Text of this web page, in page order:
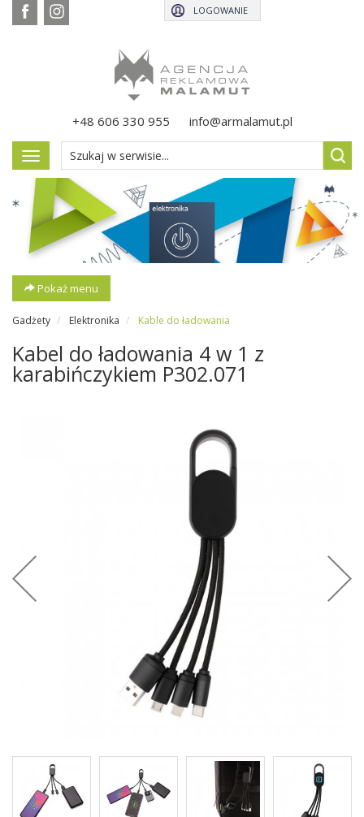
+48 606 330 955 info@armalamut.pl
LOGOWANIE
Pokaż
menu
Pokaż menu
Gadżety Elektronika Kable do ładowania
Kabel do ładowania 4 w 1 z
karabińczykiem P302.071